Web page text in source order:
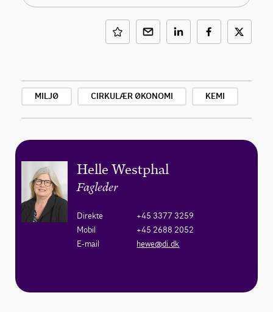
MILJØ CIRKULÆR ØKONOMI KEMI
Helle Westphal
Fagleder
Direkte
+45 3377 3259
Mobil
+45 2688 2052
E-mail
hewe@di.dk